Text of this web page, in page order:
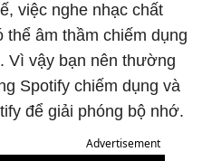
việc nghe nhạc chất
thể âm thầm chiếm dụng
Vì vậy bạn nên thường
Spotify chiếm dụng và
để giải phóng bộ nhớ.
Advertisement